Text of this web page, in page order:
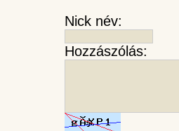
Nick név:
Hozzászólás: